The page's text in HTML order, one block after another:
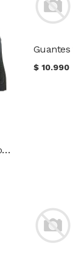
Guantes tácticos con nudillos y sin dedos
$ 10.990